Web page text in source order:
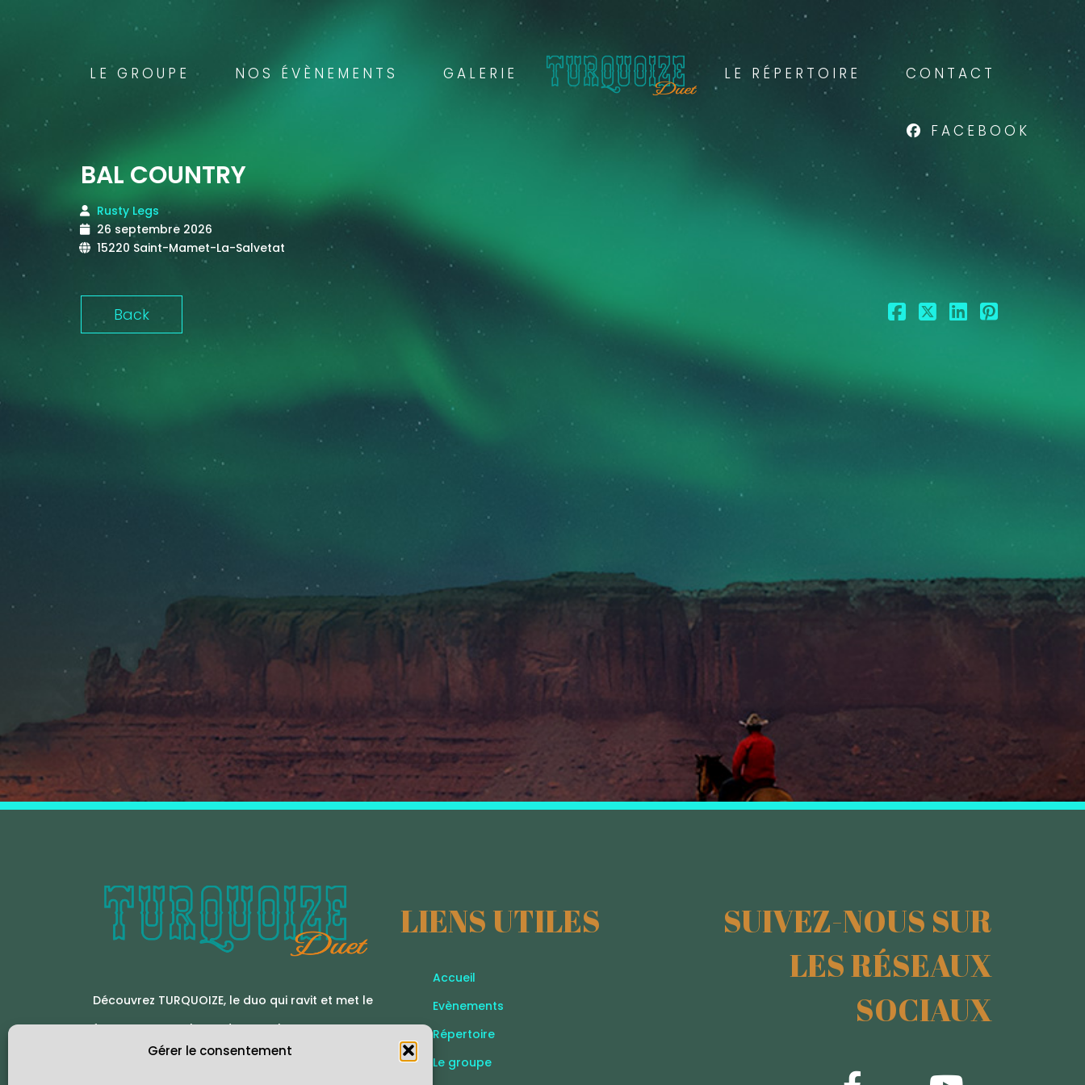
Gérer le consentement
LE GROUPE NOS ÉVÈNEMENTS GALERIE LE RÉPERTOIRE CONTACT
FACEBOOK
BAL COUNTRY
Rusty Legs
26 septembre 2026
15220 Saint-Mamet-La-Salvetat
Back
Découvrez TURQUOIZE, le duo qui ravit et met le
feu aux Dance-Floors de toute la France et
laissez-vous emporter dans l’univers de la
LIENS UTILES
Accueil
Evènements
Répertoire
Le groupe
SUIVEZ-NOUS SUR
LES RÉSEAUX
SOCIAUX